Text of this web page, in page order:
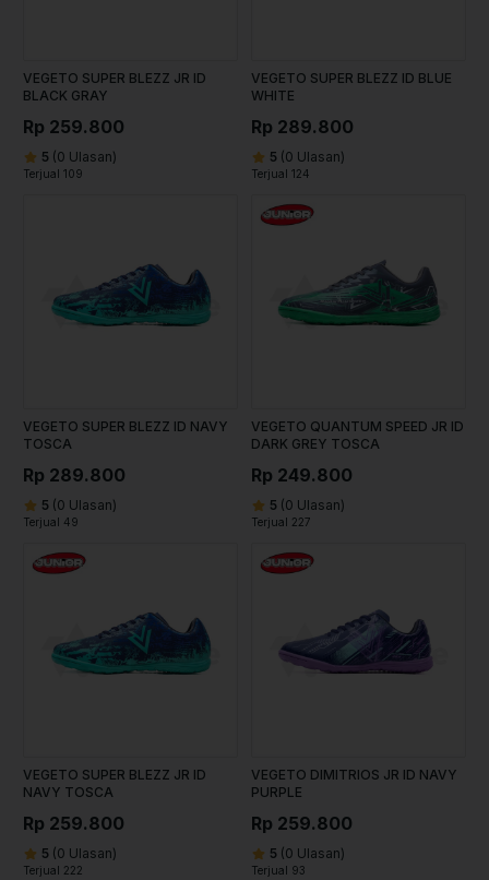
VEGETO SUPER BLEZZ JR ID
BLACK GRAY
Rp 259.800
5 (0 Ulasan)
Terjual 109
VEGETO SUPER BLEZZ ID BLUE
WHITE
Rp 289.800
5 (0 Ulasan)
Terjual 124
VEGETO SUPER BLEZZ ID NAVY
TOSCA
Rp 289.800
5 (0 Ulasan)
Terjual 49
VEGETO QUANTUM SPEED JR ID
DARK GREY TOSCA
Rp 249.800
5 (0 Ulasan)
Terjual 227
VEGETO SUPER BLEZZ JR ID
NAVY TOSCA
Rp 259.800
5 (0 Ulasan)
Terjual 222
VEGETO DIMITRIOS JR ID NAVY
PURPLE
Rp 259.800
5 (0 Ulasan)
Terjual 93